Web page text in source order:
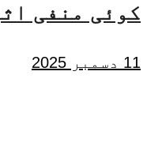
کوئی منفی
11 دسمبر 2025